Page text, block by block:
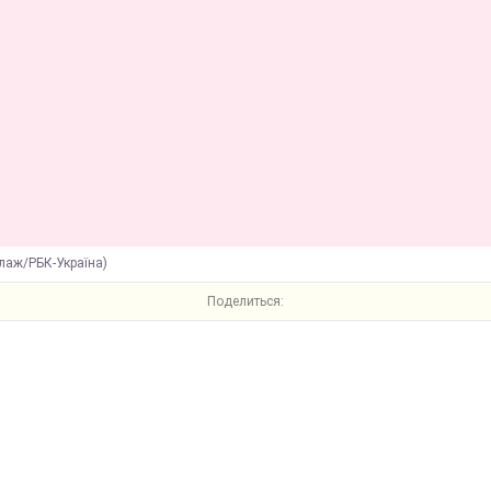
РБК-Україна)
Поделиться: